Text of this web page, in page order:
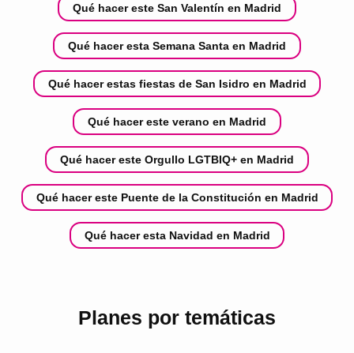
Qué hacer este San Valentín en Madrid
Qué hacer esta Semana Santa en Madrid
Qué hacer estas fiestas de San Isidro en Madrid
Qué hacer este verano en Madrid
Qué hacer este Orgullo LGTBIQ+ en Madrid
Qué hacer este Puente de la Constitución en Madrid
Qué hacer esta Navidad en Madrid
Planes por temáticas